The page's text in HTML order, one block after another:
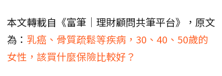
本文轉載自《富筆｜理財顧問共筆平台》，原文
為： 乳癌、骨質疏鬆等疾病，30、40、50歲的
女性，該買什麼保險比較好？